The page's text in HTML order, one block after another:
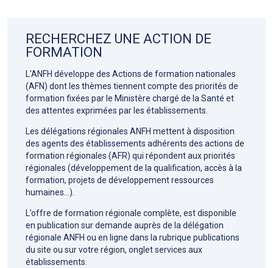
RECHERCHEZ UNE ACTION DE
FORMATION
L'ANFH développe des Actions de formation nationales
(AFN) dont les thèmes tiennent compte des priorités de
formation fixées par le Ministère chargé de la Santé et
des attentes exprimées par les établissements.
Les délégations régionales ANFH mettent à disposition
des agents des établissements adhérents des actions de
formation régionales (AFR) qui répondent aux priorités
régionales (développement de la qualification, accès à la
formation, projets de développement ressources
humaines…).
L’offre de formation régionale complète, est disponible
en publication sur demande auprès de la délégation
régionale ANFH ou en ligne dans la rubrique publications
du site ou sur votre région, onglet services aux
établissements.